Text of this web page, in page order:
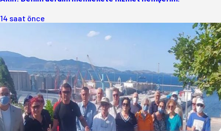
14 saat önce